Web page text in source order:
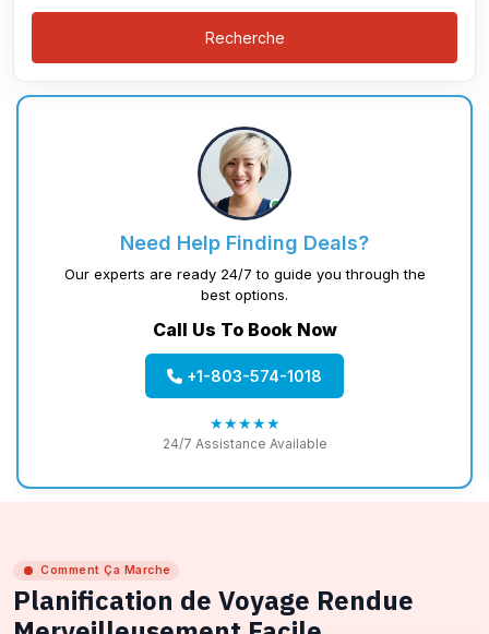
Recherche
Need Help Finding Deals?
Our experts are ready 24/7 to guide you through the
best options.
Call Us To Book Now
+1-803-574-1018
★★★★★
24/7 Assistance Available
Comment Ça Marche
Planification de Voyage Rendue